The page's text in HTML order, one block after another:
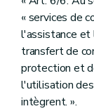
« services de
l'assistance et
transfert de
protection et
l'utilisation
intègrent. ».